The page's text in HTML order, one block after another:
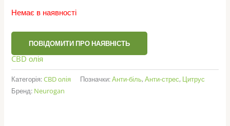
Немає в наявності
ПОВІДОМИТИ ПРО НАЯВНІСТЬ
CBD олія
Категорія:CBD олія Позначки:Анти-біль,Анти-стрес, Цитрус
Бренд: Neurogan